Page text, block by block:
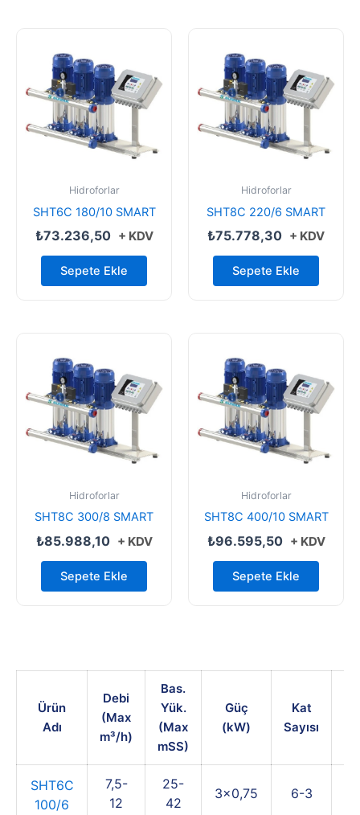
Hidroforlar
SHT6C 180/10 SMART
₺73.236,50 + KDV
Sepete Ekle
Hidroforlar
SHT8C 220/6 SMART
₺75.778,30 + KDV
Sepete Ekle
Hidroforlar
SHT8C 300/8 SMART
₺85.988,10 + KDV
Sepete Ekle
Hidroforlar
SHT8C 400/10 SMART
₺96.595,50 + KDV
Sepete Ekle
Ürün
Adı
Debi
(Max
m³/h)
Bas.
Yük.
(Max
mSS)
Güç
(kW)
Kat
Sayısı
SHT6C
100/6
7,5-
12
25-
42
3x0,75 6-3